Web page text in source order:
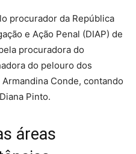
procurador da República
e Ação Penal (DIAP) de
procuradora do
do pelouro dos
Conde, contando
Pinto.
áreas